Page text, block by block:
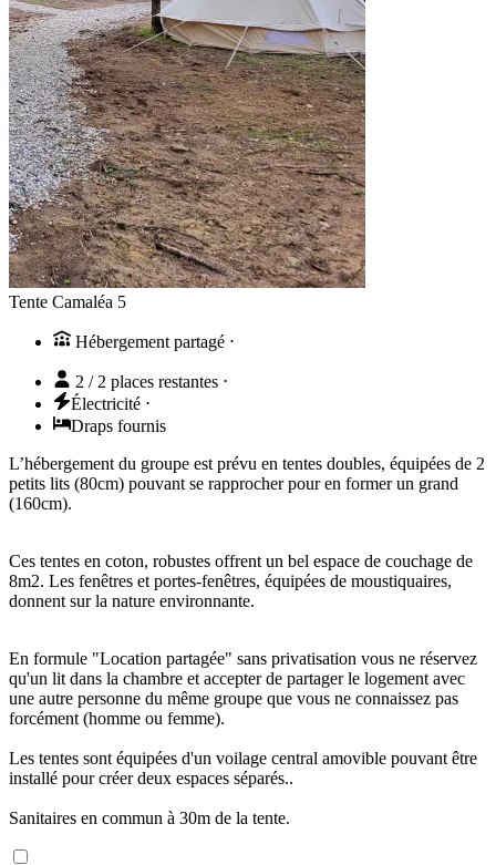
Tente Camaléa 5
Hébergement partagé ⋅
2 / 2 places restantes ⋅
Électricité ⋅
Draps fournis
L’hébergement du groupe est prévu en tentes doubles, équipées de 2
petits lits (80cm) pouvant se rapprocher pour en former un grand
(160cm).
Ces tentes en coton, robustes offrent un bel espace de couchage de
8m2. Les fenêtres et portes-fenêtres, équipées de moustiquaires,
donnent sur la nature environnante.
En formule "Location partagée" sans privatisation vous ne réservez
qu'un lit dans la chambre et accepter de partager le logement avec
une autre personne du même groupe que vous ne connaissez pas
forcément (homme ou femme).
Les tentes sont équipées d'un voilage central amovible pouvant être
installé pour créer deux espaces séparés..
Sanitaires en commun à 30m de la tente.